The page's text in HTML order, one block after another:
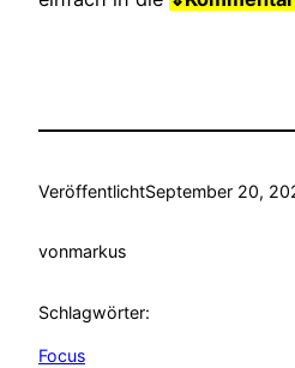
VeröffentlichtSeptember 20,
vonmarkus
Schlagwörter:
Focus